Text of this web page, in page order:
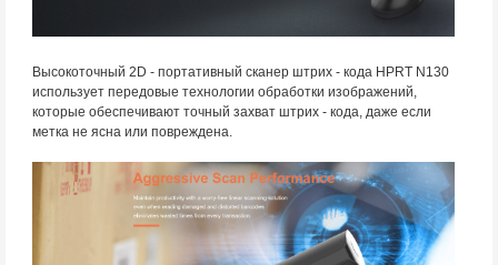
Высокоточный 2D - портативный сканер штрих - кода HPRT N130
использует передовые технологии обработки изображений,
которые обеспечивают точный захват штрих - кода, даже если
метка не ясна или повреждена.